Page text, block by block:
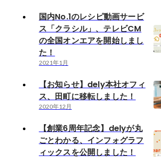
国内No.1のレシピ動画サービ
ス「クラシル」、テレビCM
の全国オンエアを開始しまし
た！
2021年1月
【お知らせ】dely本社オフィ
ス、田町に移転しました！
2020年12月
【創業6周年記念】delyが丸
ごとわかる、インフォグラフ
ィックスを公開しました！